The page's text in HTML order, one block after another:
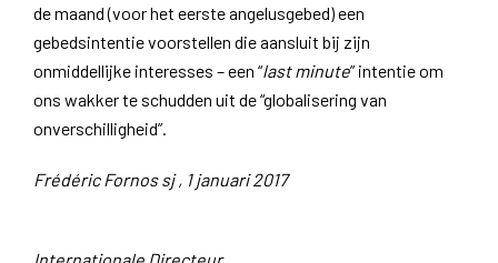
de maand (voor het eerste angelusgebed) een
gebedsintentie voorstellen die aansluit bij zijn
onmiddellijke interesses – een “last minute” intentie om
ons wakker te schudden uit de “globalisering van
onverschilligheid”.
Frédéric Fornos sj , 1 januari 2017